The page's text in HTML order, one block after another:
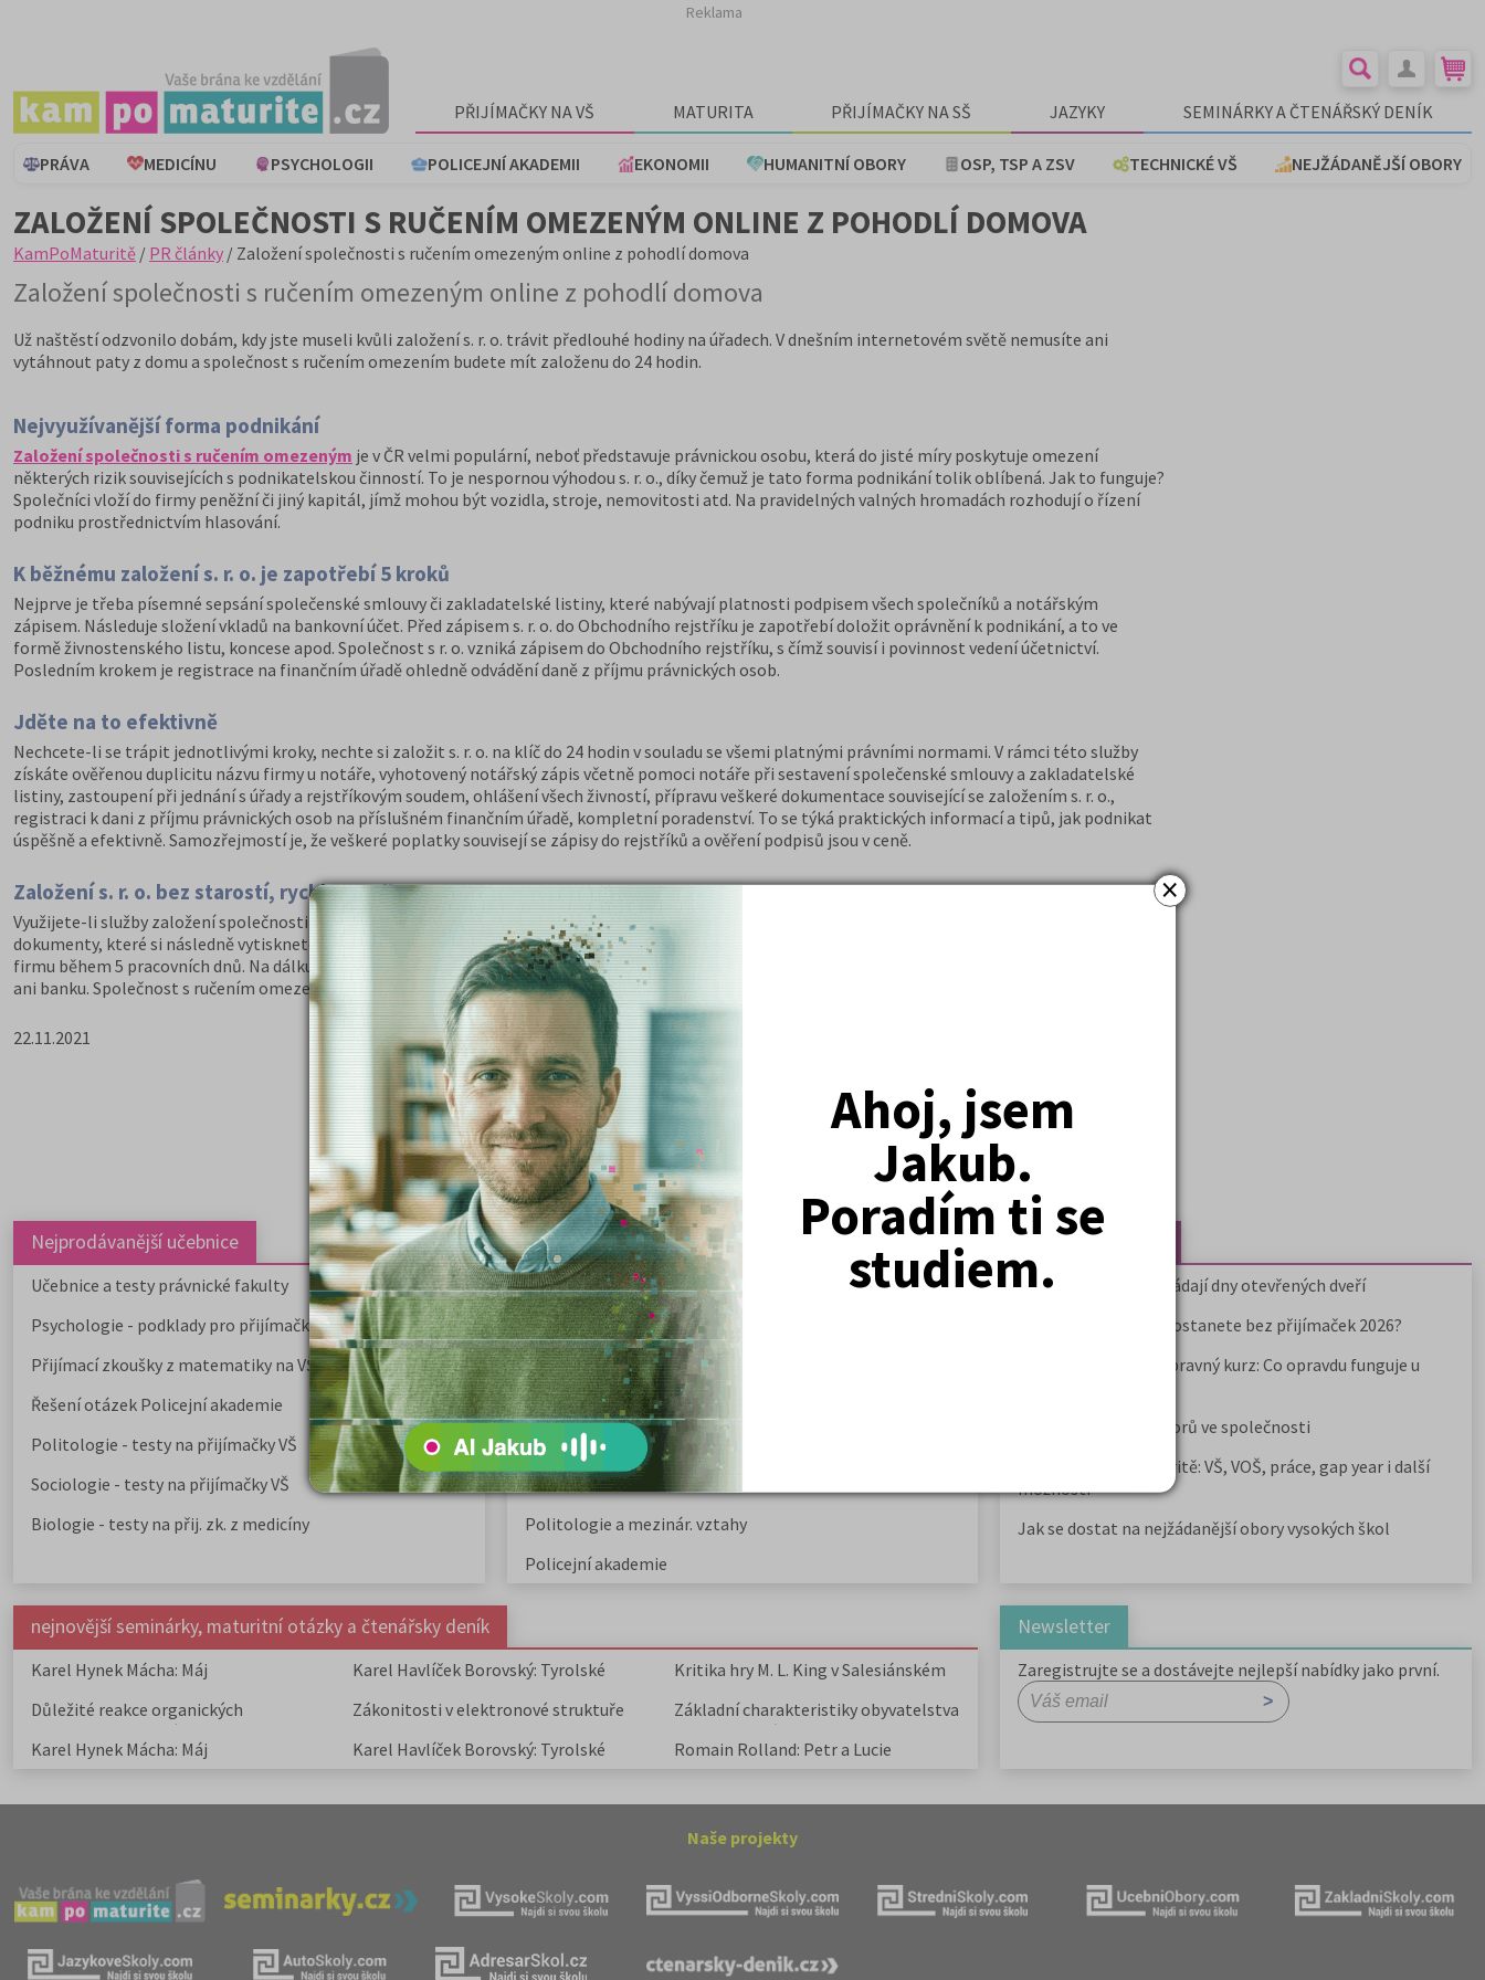
×
Ahoj, jsem
Jakub.
Poradím ti se
studiem.
Reklama
PŘIJÍMAČKY NA VŠ MATURITA PŘIJÍMAČKY NA SŠ JAZYKY SEMINÁRKY A ČTENÁŘSKÝ DENÍK
PRÁVA MEDICÍNU PSYCHOLOGII POLICEJNÍ AKADEMII EKONOMII HUMANITNÍ OBORY OSP, TSP A ZSV TECHNICKÉ VŠ NEJŽÁDANĚJŠÍ OBORY
ZALOŽENÍ SPOLEČNOSTI S RUČENÍM OMEZENÝM ONLINE Z POHODLÍ DOMOVA
KamPoMaturitě / PR články / Založení společnosti s ručením omezeným online z pohodlí domova
Založení společnosti s ručením omezeným online z pohodlí domova
Už naštěstí odzvonilo dobám, kdy jste museli kvůli založení s. r. o. trávit předlouhé hodiny na úřadech. V dnešním internetovém světě nemusíte ani
vytáhnout paty z domu a společnost s ručením omezením budete mít založenu do 24 hodin.
Nejvyužívanější forma podnikání
Založení společnosti s ručením omezeným je v ČR velmi populární, neboť představuje právnickou osobu, která do jisté míry poskytuje omezení
některých rizik souvisejících s podnikatelskou činností. To je nespornou výhodou s. r. o., díky čemuž je tato forma podnikání tolik oblíbená. Jak to funguje?
Společníci vloží do firmy peněžní či jiný kapitál, jímž mohou být vozidla, stroje, nemovitosti atd. Na pravidelných valných hromadách rozhodují o řízení
podniku prostřednictvím hlasování.
K běžnému založení s. r. o. je zapotřebí 5 kroků
Nejprve je třeba písemné sepsání společenské smlouvy či zakladatelské listiny, které nabývají platnosti podpisem všech společníků a notářským
zápisem. Následuje složení vkladů na bankovní účet. Před zápisem s. r. o. do Obchodního rejstříku je zapotřebí doložit oprávnění k podnikání, a to ve
formě živnostenského listu, koncese apod. Společnost s r. o. vzniká zápisem do Obchodního rejstříku, s čímž souvisí i povinnost vedení účetnictví.
Posledním krokem je registrace na finančním úřadě ohledně odvádění daně z příjmu právnických osob.
Jděte na to efektivně
Nechcete-li se trápit jednotlivými kroky, nechte si založit s. r. o. na klíč do 24 hodin v souladu se všemi platnými právními normami. V rámci této služby
získáte ověřenou duplicitu názvu firmy u notáře, vyhotovený notářský zápis včetně pomoci notáře při sestavení společenské smlouvy a zakladatelské
listiny, zastoupení při jednání s úřady a rejstříkovým soudem, ohlášení všech živností, přípravu veškeré dokumentace související se založením s. r. o.,
registraci k dani z příjmu právnických osob na příslušném finančním úřadě, kompletní poradenství. To se týká praktických informací a tipů, jak podnikat
úspěšně a efektivně. Samozřejmostí je, že veškeré poplatky souvisejí se zápisy do rejstříků a ověření podpisů jsou v ceně.
Založení s. r. o. bez starostí, rychle a online
Využijete-li služby založení společnosti na dálku, vyřídíte vše online a bezkontaktně. Společnost zabývající se touto službou vám připraví potřebné
dokumenty, které si následně vytisknete, necháte ověřit na Czech Pointu a zašlete zpátky. Poté může být založení s. r. o. dokončeno a vy získáte svou
firmu během 5 pracovních dnů. Na dálku si rovněž můžete otevřít technický bankovní účet za účelem splacení vkladů. Nemusíte kvůli tomu navštěvovat
ani banku. Společnost s ručením omezením může být založena online jak v Čechách, tak na Slovensku.
22.11.2021
Nejprodávanější učebnice
Učebnice a testy právnické fakulty
Psychologie - podklady pro přijímačky
Přijímací zkoušky z matematiky na VŠE Praha
Řešení otázek Policejní akademie
Politologie - testy na přijímačky VŠ
Sociologie - testy na přijímačky VŠ
Biologie - testy na přij. zk. z medicíny
Nejžádanější kurzy
Právnické fakulty
Psychologie
Lékařské fakulty, farmacie
Společenské a human. vědy
Ekonomické fakulty
Žurnalistika
Politologie a mezinár. vztahy
Policejní akademie
Nejčtenější články
Kdy vysoké školy pořádají dny otevřených dveří
Na které fakulty se dostanete bez přijímaček 2026?
Samostudium vs. přípravný kurz: Co opravdu funguje u
Prestiž a vnímání oborů ve společnosti
Rozcestník po maturitě: VŠ, VOŠ, práce, gap year i další
možnosti
Jak se dostat na nejžádanější obory vysokých škol
nejnovější seminárky, maturitní otázky a čtenářsky deník
Karel Hynek Mácha: Máj
Karel Havlíček Borovský: Tyrolské
Kritika hry M. L. King v Salesiánském
Důležité reakce organických
sloučenin a jejich význam
Zákonitosti v elektronové struktuře
Základní charakteristiky obyvatelstva
a geografie sídel
Karel Hynek Mácha: Máj
Karel Havlíček Borovský: Tyrolské
Romain Rolland: Petr a Lucie
Newsletter
Zaregistrujte se a dostávejte nejlepší nabídky jako první.
Naše projekty